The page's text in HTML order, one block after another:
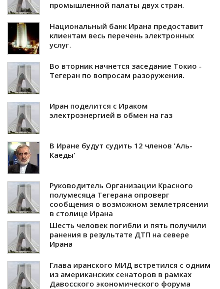
промышленной палаты двух стран.
Национальный банк Ирана предоставит
клиентам весь перечень электронных
услуг.
Во вторник начнется заседание Токио -
Тегеран по вопросам разоружения.
Иран поделится с Ираком
электроэнергией в обмен на газ
В Иране будут судить 12 членов 'Аль-
Каеды'
Руководитель Организации Красного
полумесяца Тегерана опроверг
сообщения о возможном землетрясении
в столице Ирана
Шесть человек погибли и пять получили
ранения в результате ДТП на севере
Ирана
Глава иранского МИД встретился с одним
из американских сенаторов в рамках
Давосского экономического форума